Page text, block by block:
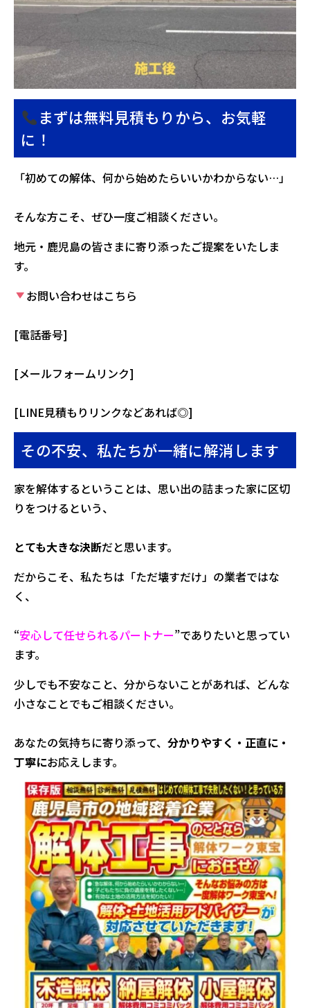
まずは無料見積もりから、お気軽
に！
「初めての解体、何から始めたらいいかわからない…」
そんな方こそ、ぜひ一度ご相談ください。
地元・鹿児島の皆さまに寄り添ったご提案をいたしま
す。
お問い合わせはこちら
[電話番号]
[メールフォームリンク]
[LINE見積もりリンクなどあれば◎]
その不安、私たちが一緒に解消します
家を解体するということは、思い出の詰まった家に区切
りをつけるという、
とても大きな決断だと思います。
だからこそ、私たちは「ただ壊すだけ」の業者ではな
く、
“安心して任せられるパートナー”でありたいと思ってい
ます。
少しでも不安なこと、分からないことがあれば、どんな
小さなことでもご相談ください。
あなたの気持ちに寄り添って、 分かりやすく・正直に・
丁寧にお応えします。